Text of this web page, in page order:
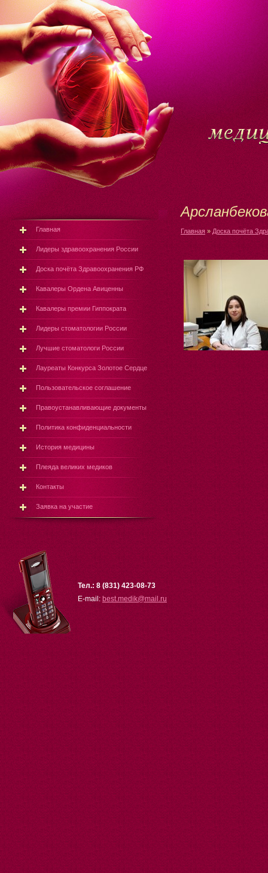
Главная » Доска почёта
Главная
Лидеры здравоохранения России
Доска почёта Здравоохранения РФ
Кавалеры Ордена Авиценны
Кавалеры премии Гиппократа
Лидеры стоматологии России
Лучшие стоматологи России
Лауреаты Конкурса Золотое Сердце
Пользовательское соглашение
Правоустанавливающие документы
Политика конфиденциальности
История медицины
Плеяда великих медиков
Контакты
Заявка на участие
Тел.: 8 (831) 423-08-73
E-mail: best.medik@mail.ru